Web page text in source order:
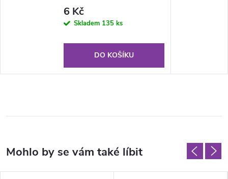
6 Kč
Skladem 135 ks
DO KOŠÍKU